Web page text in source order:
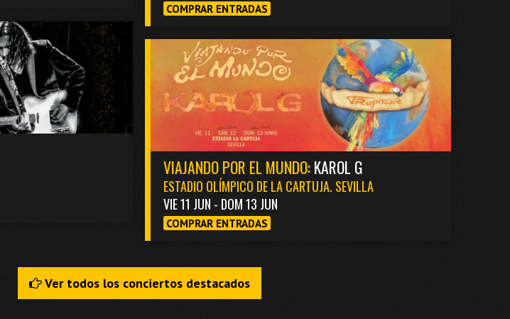
COMPRAR ENTRADAS
VIAJANDO POR EL MUNDO:KAROL G
ESTADIO OLÍMPICO DE LA CARTUJA. SEVILLA
VIE 11 JUN - DOM 13 JUN
COMPRAR ENTRADAS
Ver todos los conciertos destacados